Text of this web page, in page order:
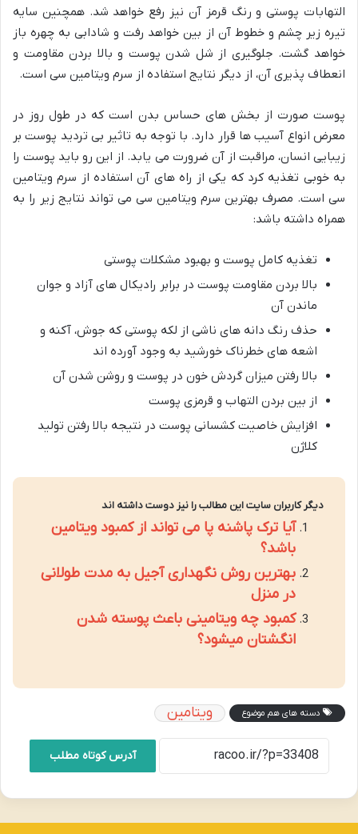
التهابات پوستی و رنگ قرمز آن نیز رفع خواهد شد. همچنین سایه
تیره زیر چشم و خطوط آن از بین خواهد رفت و شادابی به چهره باز
خواهد گشت. جلوگیری از شل شدن پوست و بالا بردن مقاومت و
انعطاف پذیری آن، از دیگر نتایج استفاده از سرم ویتامین سی است.
پوست صورت از بخش های حساس بدن است که در طول روز در
معرض انواع آسیب ها قرار دارد. با توجه به تاثیر بی تردید پوست بر
زیبایی انسان، مراقبت از آن ضرورت می یابد. از این رو باید پوست را
به خوبی تغذیه کرد که یکی از راه های آن استفاده از سرم ویتامین
سی است. مصرف بهترین سرم ویتامین سی می تواند نتایج زیر را به
همراه داشته باشد:
تغذیه کامل پوست و بهبود مشکلات پوستی
بالا بردن مقاومت پوست در برابر رادیکال های آزاد و جوان
ماندن آن
حذف رنگ دانه های ناشی از لکه پوستی که جوش، آکنه و
اشعه های خطرناک خورشید به وجود آورده اند
بالا رفتن میزان گردش خون در پوست و روشن شدن آن
از بین بردن التهاب و قرمزی پوست
افزایش خاصیت کشسانی پوست در نتیجه بالا رفتن تولید
کلاژن
دیگر کاربران سایت این مطالب را نیز دوست داشته اند
آیا ترک پاشنه پا می تواند از کمبود ویتامین
باشد؟
بهترین روش نگهداری آجیل به مدت طولانی
در منزل
کمبود چه ویتامینی باعث پوسته شدن
انگشتان میشود؟
دسته های هم موضوع ویتامین
آدرس کوتاه مطلب